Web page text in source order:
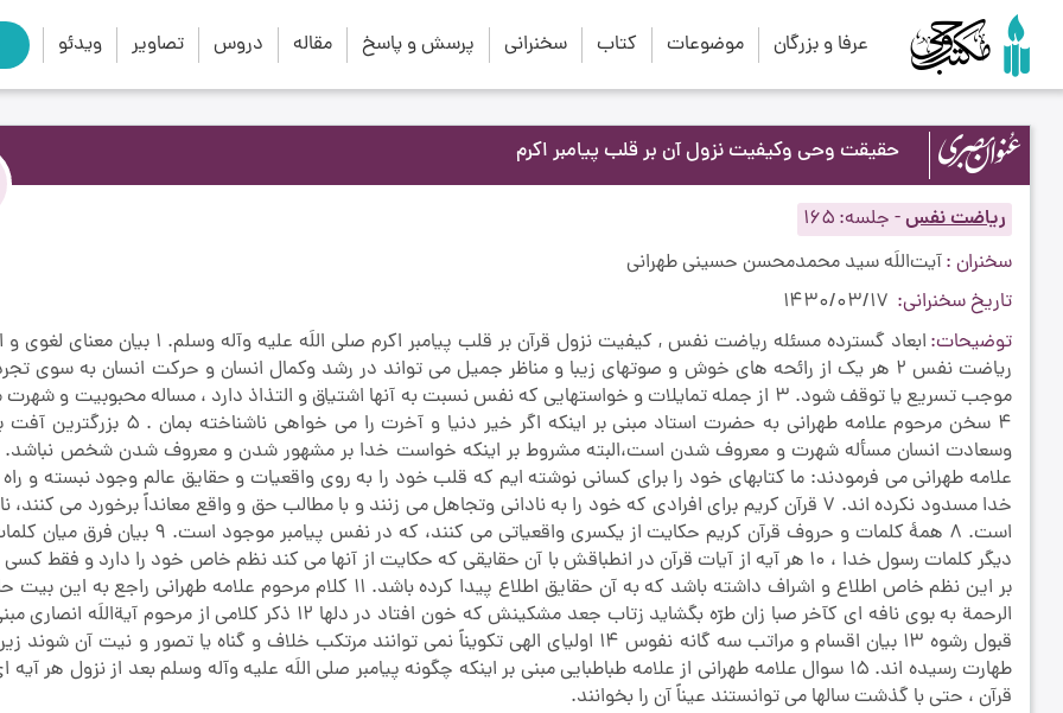
عرفا و بزرگان موضوعات کتاب سخنرانی پرسش و پاسخ مقاله دروس تصاویر ویدئو search
close
حقیقت وحی وکیفیت نزول آن بر قلب پیامبر اكرم‏
ریاضت نفس- جلسه 165
سخنران آیت‌اللَه سید محمدمحسن حسینی طهرانی
تاریخ سخنرانی
توضیحات
ابعاد گسترده مسئله ریاضت نفس , کیفیت نزول قرآن بر قلب پیامبر اکرم صلی اللَه
ریاضت نفس 2 هر یک از رائحه های خوش و صوتهای زیبا و مناظر جمیل می تواند در رشد وکمال انسان و حرکت انسان به سوی
موجب تسریع یا توقف شود. 3 از جمله تمایلات و خواستهایی که نفس نسبت به آنها اشتیاق و التذاذ دارد ، مساله محبوبیت و
4 سخن مرحوم علامه طهرانی به حضرت استاد مبنی بر اینکه اگر خیر دنیا و آخرت
علامه طهرانی می فرمودند: ما کتابهای خود را برای کسانی نوشته ایم که قلب خود را به روی واقعیات و حقایق عالم وجود نبسته و راه
خدا مسدود نکرده اند. 7 قرآن کریم برای افرادی که خود را به نادانی وتجاهل می زنند و با مطالب حق و واقع معانداً برخورد می
است. 8 همۀ کلمات و حروف قرآن کریم حکایت از یکسری واقعیاتی می کنند، که در نفس
دیگر کلمات رسول خدا ، 10 هر آیه از آیات قرآن در انطباقش با آن حقایقی که حکایت از آنها می کند نظم خاص خود را دارد و فقط
بر این نظم خاص اطلاع و اشراف داشته باشد که به آن حقایق اطلاع پیدا کرده باشد. 11 کلام مرحوم علامه طهرانی
الرحمة به بوی نافه ای کآخر صبا زان طرّه بگشاید زتاب جعد مشکینش که خون افتاد در دلها 12 ذکر کلامی از مرحوم
قبول رشوه 13 بیان اقسام و مراتب سه گانه نفوس 14 اولیای الهی تکویناً نمی توانند مرتکب خلاف و گناه یا تصور و نیت آن
طهارت رسیده اند. 15 سوال علامه طهرانی از علامه طباطبایی مبنی بر اینکه چگونه پیامبر صلی اللَه علیه وآله وسلم بعد از نزول هر
قرآن ، حتی با گذشت سالها می توانستند عیناً آن را بخوانند.